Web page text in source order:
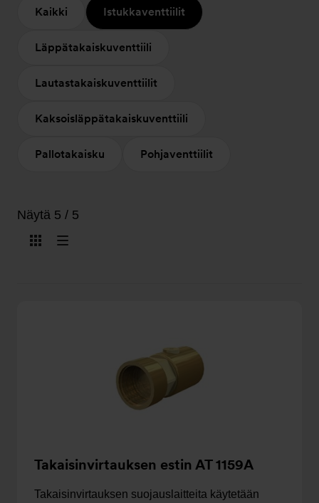
Kaikki Istukkaventtiilit
Läppätakaiskuventtiili
Lautastakaiskuventtiilit
Kaksoisläppätakaiskuventtiili
Pallotakaisku Pohjaventtiilit
Näytä 5 / 5
Näytä
Näytä
Takaisinvirtauksen estin AT 1159A
Takaisinvirtauksen suojauslaitteita käytetään